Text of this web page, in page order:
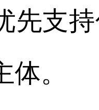
先支
体。